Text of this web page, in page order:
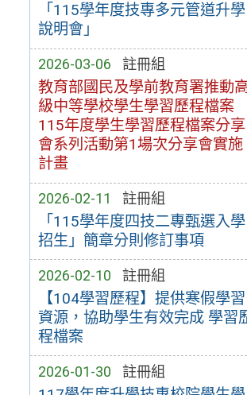
「115學年度技專多元管道升學
說明會」
2026-03-06 註冊組
教育部國民及學前教育署推動
級中等學校學生學習歷程檔案
115年度學生學習歷程檔案分享
會系列活動第1場次分享會實施
計畫
2026-02-11 註冊組
「115學年度四技二專甄選入學
招生」簡章分則修訂事項
2026-02-10 註冊組
【104學習歷程】提供寒假學習
資源，協助學生有效完成 學習
程檔案
2026-01-30 註冊組